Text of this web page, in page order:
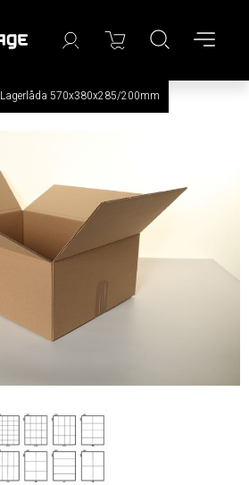
Lagerlåda 570x380x285/200mm